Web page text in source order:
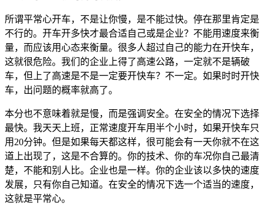
所谓平常心开车，不是让你慢，是不能过快。停在那里肯定是
不行的。开车开多快才最合适自己或是企业？不能用速度来衡
量，而应该用心态来衡量。很多人超过自己的能力在开快车，
这就很危险。我们的企业上得了高速公路，一定就不是辆破
车，但上了高速是不是一定要开快车？不一定。如果时时开快
车，出问题的概率就高了。
本分也不意味着就是慢，而是强调安全。在安全的情况下选择
最快。我天天上班，正常速度开车用半个小时，如果开快车只
用20分钟。但是如果每天都这样，很可能会有一天你就不在这
道上出现了，这是不合算的。你的技术、你的车况你自己最清
楚，不能和别人比。企业也是一样。你的企业该以多快的速度
发展，只有你自己知道。在安全的情况下选一个适当的速度，
这就是平常心。